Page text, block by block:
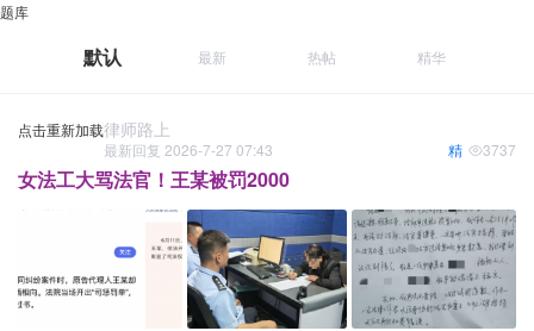
题库
默认 最新 热帖 精华
点击重新加载律师路上
最新回复 2026-7-27 07:43 3737
精
女法工大骂法官！王某被罚2000